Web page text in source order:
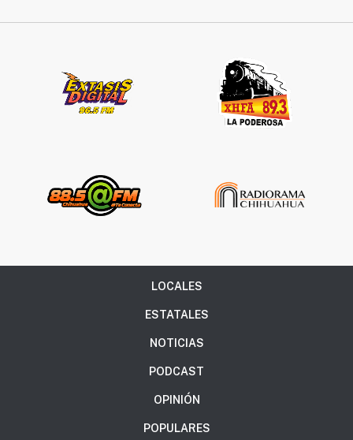
LOCALES
ESTATALES
NOTICIAS
PODCAST
OPINIÓN
POPULARES